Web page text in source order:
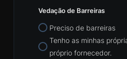
Vedação de Barreiras
Preciso de barreiras
Tenho as minhas
próprio fornecedor.